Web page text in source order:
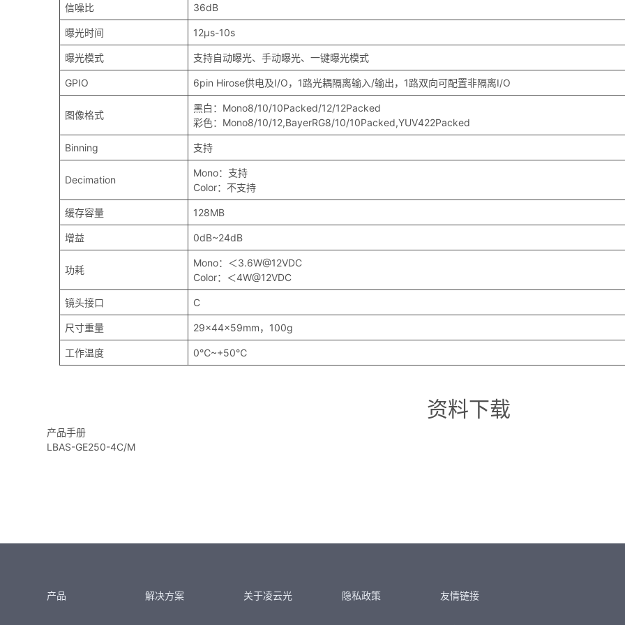
信噪比 36dB
曝光时间 12μs-10s
曝光模式 支持自动曝光、手动曝光、一键曝光模式
GPIO 6pin Hirose供电及I/O，1路光耦隔离输入/输出，1路双向可配置非隔离I/O
图像格式
黑白：Mono8/10/10Packed/12/12Packed
彩色：Mono8/10/12,BayerRG8/10/10Packed,YUV422Packed
Binning 支持
Decimation
Mono：支持
Color：不支持
缓存容量 128MB
增益 0dB~24dB
功耗
Mono：＜3.6W@12VDC
Color：＜4W@12VDC
镜头接口 C
尺寸重量 29x44x59mm，100g
工作温度 0℃~+50℃
资料下载
产品手册
LBAS-GE250-4C/M
产品 解决方案 关于凌云光 隐私政策 友情链接